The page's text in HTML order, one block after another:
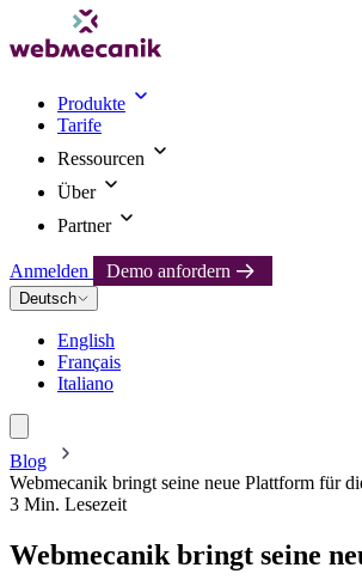
Produkte
Tarife
Ressourcen
Über
Partner
Anmelden Demo anfordern
Deutsch
English
Français
Italiano
Blog
Webmecanik bringt seine neue Plattform für
3 Min. Lesezeit
Webmecanik bringt seine